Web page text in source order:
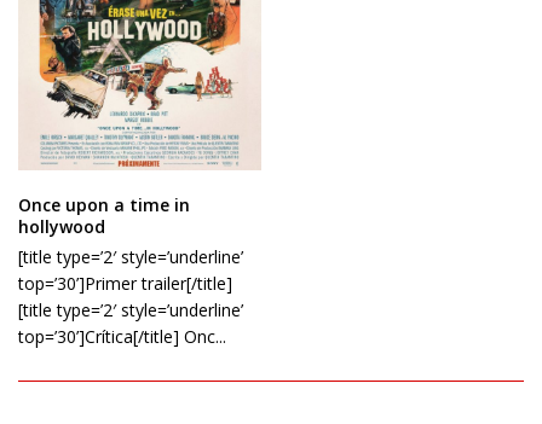
Once upon a time in
hollywood
[title type=’2′ style=’underline’
top=’30’]Primer trailer[/title]
[title type=’2′ style=’underline’
top=’30’]Crítica[/title] Onc...